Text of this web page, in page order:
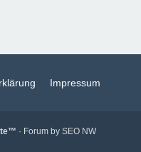
Impressum
· Forum by SEO NW